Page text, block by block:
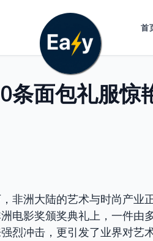
首
非洲大陆的艺术与时尚产业
电影奖颁奖典礼上，一件由
烈冲击，更引发了业界对艺